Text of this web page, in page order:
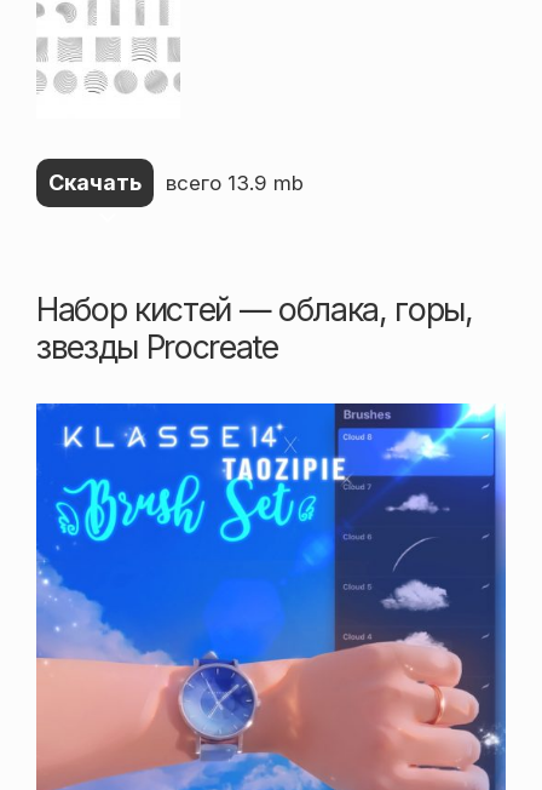
Скачать всего 13.9 mb
Набор кистей — облака, горы,
звезды Procreate